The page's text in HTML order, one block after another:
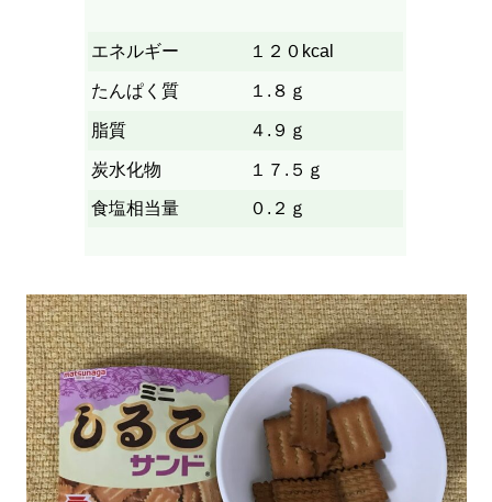
エネルギー １２０kcal
たんぱく質 １.８ｇ
脂質 ４.９ｇ
炭水化物 １７.５ｇ
食塩相当量 ０.２ｇ